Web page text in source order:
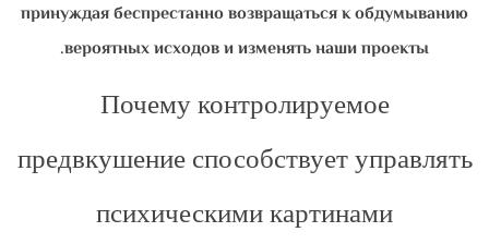
принуждая беспрестанно возвращаться к обдумыванию
вероятных исходов и изменять наши проекты.
Почему контролируемое
предвкушение способствует управлять
психическими картинами